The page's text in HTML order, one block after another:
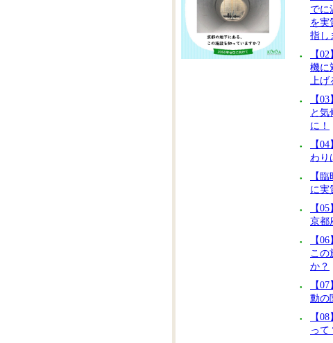
でに
を実
指し
【
機に
上げ
【
と気
に！
【
わり
【
に実
【
京都
【
この
か？
【
動の
【
って